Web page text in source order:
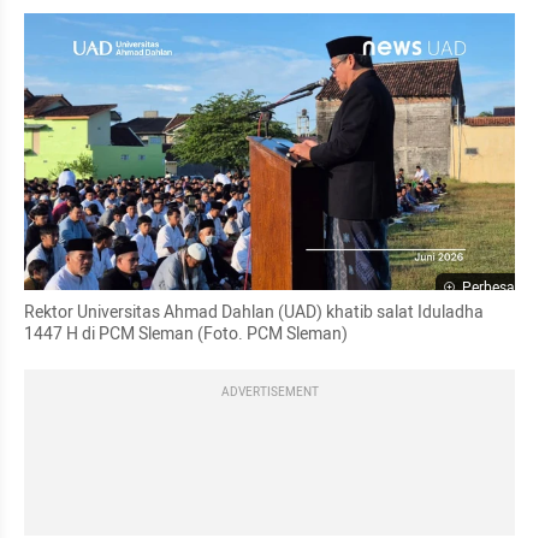
Perbesar
Rektor Universitas Ahmad Dahlan (UAD) khatib salat Iduladha
1447 H di PCM Sleman (Foto. PCM Sleman)
ADVERTISEMENT